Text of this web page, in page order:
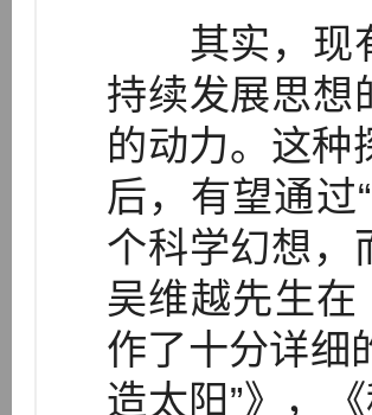
其实，现有
持续发展思想
的动力。这种
后，有望通过
个科学幻想，
吴维越先生
作了十分详
造太阳”》，